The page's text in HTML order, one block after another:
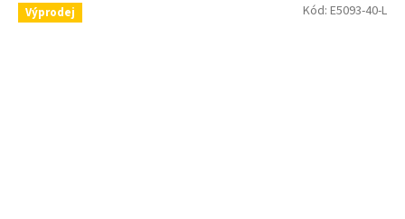
Výprodej Kód: E5093-40-L